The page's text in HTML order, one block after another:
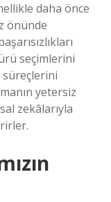
daha önce
önünde
seçimlerini
yetersiz
zekâlarıyla